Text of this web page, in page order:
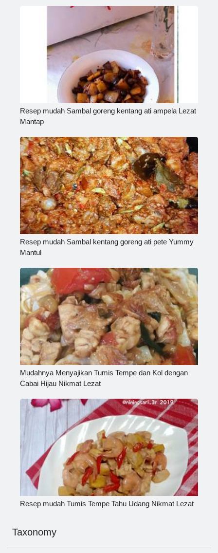
Resep mudah Sambal goreng kentang ati ampela Lezat
Mantap
Resep mudah Sambal kentang goreng ati pete Yummy
Mantul
Mudahnya Menyajikan Tumis Tempe dan Kol dengan
Cabai Hijau Nikmat Lezat
Resep mudah Tumis Tempe Tahu Udang Nikmat Lezat
Taxonomy